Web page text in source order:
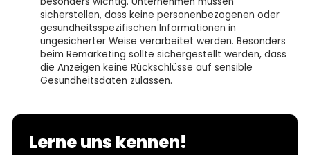
sicherstellen, dass keine personenbezogenen oder
gesundheitsspezifischen Informationen in
ungesicherter Weise verarbeitet werden. Besonders
beim Remarketing sollte sichergestellt werden, dass
die Anzeigen keine Rückschlüsse auf sensible
Gesundheitsdaten zulassen.
Lerne uns kennen!